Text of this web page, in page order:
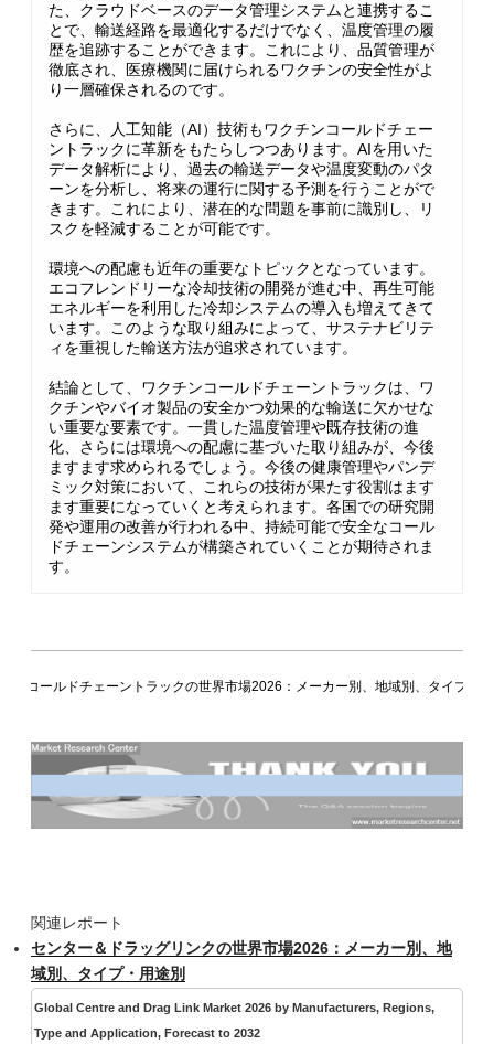
た、クラウドベースのデータ管理システムと連携するこ
とで、輸送経路を最適化するだけでなく、温度管理の履
歴を追跡することができます。これにより、品質管理が
徹底され、医療機関に届けられるワクチンの安全性がよ
り一層確保されるのです。
さらに、人工知能（AI）技術もワクチンコールドチェー
ントラックに革新をもたらしつつあります。AIを用いた
データ解析により、過去の輸送データや温度変動のパタ
ーンを分析し、将来の運行に関する予測を行うことがで
きます。これにより、潜在的な問題を事前に識別し、リ
スクを軽減することが可能です。
環境への配慮も近年の重要なトピックとなっています。
エコフレンドリーな冷却技術の開発が進む中、再生可能
エネルギーを利用した冷却システムの導入も増えてきて
います。このような取り組みによって、サステナビリテ
ィを重視した輸送方法が追求されています。
結論として、ワクチンコールドチェーントラックは、ワ
クチンやバイオ製品の安全かつ効果的な輸送に欠かせな
い重要な要素です。一貫した温度管理や既存技術の進
化、さらには環境への配慮に基づいた取り組みが、今後
ますます求められるでしょう。今後の健康管理やパンデ
ミック対策において、これらの技術が果たす役割はます
ます重要になっていくと考えられます。各国での研究開
発や運用の改善が行われる中、持続可能で安全なコール
ドチェーンシステムが構築されていくことが期待されま
す。
ンコールドチェーントラックの世界市場2026：メーカー別、地域別、タイプ・
関連レポート
センター＆ドラッグリンクの世界市場2026：メーカー別、地
域別、タイプ・用途別
Global Centre and Drag Link Market 2026 by Manufacturers, Regions,
Type and Application, Forecast to 2032